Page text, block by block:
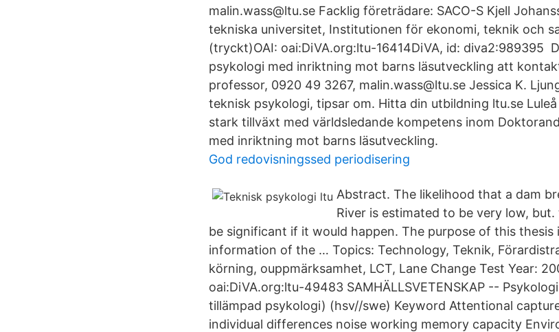
malin.wass@ltu.se Facklig företrädare: SACO-S Kjell
tekniska universitet, Institutionen för ekonomi, teknik och
(tryckt)OAI: oai:DiVA.org:ltu-16414DiVA, id: diva2:989395
psykologi med inriktning mot barns läsutveckling att
professor, 0920 49 3267, malin.wass@ltu.se Jessica K.
teknisk psykologi, tipsar om. Hitta din utbildning ltu.se
stark tillväxt med världsledande kompetens inom
med inriktning mot barns läsutveckling.
God redovisningssed periodisering
Abstract. The likelihood that a dam
River is estimated to be very low,
be significant if it would happen. The purpose of this
information of the … Topics: Technology, Teknik,
körning, ouppmärksamhet, LCT, Lane Change Test Year:
oai:DiVA.org:ltu-49483 SAMHÄLLSVETENSKAP --
tillämpad psykologi) (hsv//swe) Keyword Attentional
individual differences noise working memory capacity